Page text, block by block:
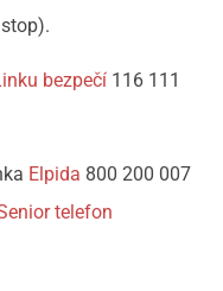
bezpečí 116 111
Elpida 800 200 007
telefon